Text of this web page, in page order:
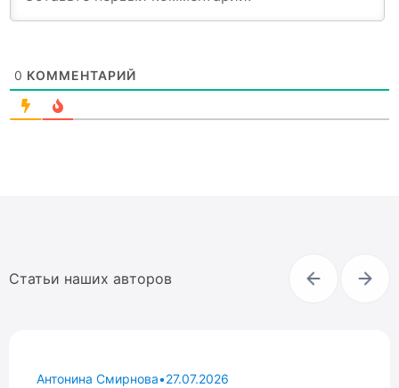
0 КОММЕНТАРИЙ
Статьи наших авторов
Антонина Смирнова•27.07.2026